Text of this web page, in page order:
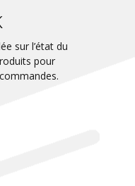
sur l’état du
pour